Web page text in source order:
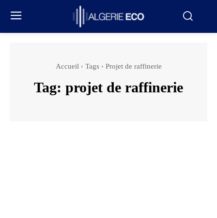
Accueil Tags Projet de raffinerie
Tag: projet de raffinerie